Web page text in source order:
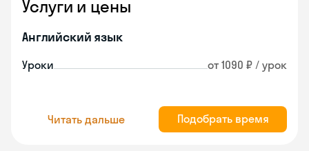
Услуги и цены
Английский язык
Уроки от 1090 ₽ / урок
Читать дальше Подобрать время